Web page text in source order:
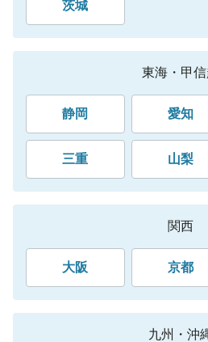
茨城
東海・甲信
静岡 愛知
三重 山梨
関西
大阪 京都
九州・沖